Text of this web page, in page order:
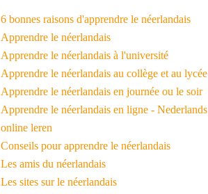
6 bonnes raisons d'apprendre le néerlandais
Apprendre le néerlandais
Apprendre le néerlandais à l'université
Apprendre le néerlandais au collège et au lycée
Apprendre le néerlandais en journée ou le soir
Apprendre le néerlandais en ligne - Nederlands
online leren
Conseils pour apprendre le néerlandais
Les amis du néerlandais
Les sites sur le néerlandais